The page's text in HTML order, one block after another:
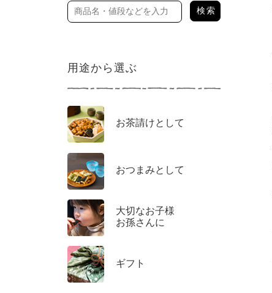
用途から選ぶ
お茶請けとして
おつまみとして
大切なお子様
お孫さんに
ギフト